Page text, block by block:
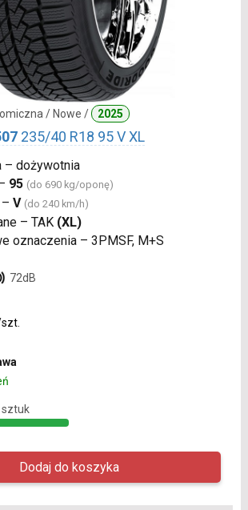
/ Nowe / 2025
235/40 R18 95 V XL
– dożywotnia
95 (do 690 kg/oponę)
V (do 240 km/h)
– TAK (XL)
oznaczenia – 3PMSF, M+S
72dB
szt.
sztuk